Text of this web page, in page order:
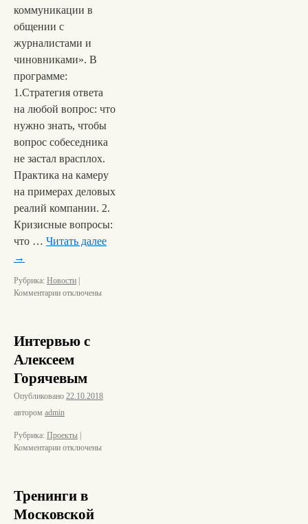
коммуникации в
общении с
журналистами и
чиновниками». В
программе:
1.Стратегия ответа
на любой вопрос: что
нужно знать, чтобы
вопрос собеседника
не застал врасплох.
Практика на камеру
на примерах деловых
реалий компании. 2.
Кризисные вопросы:
что … Читать далее
→
Рубрика: Новости
Комментарии отключены
Интервью с
Алексеем
Горячевым
Опубликовано 22.10.2018
автором admin
Рубрика: Проекты
Комментарии отключены
Тренинги в
Московской